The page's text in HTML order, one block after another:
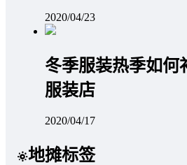
2020/04/23
冬季服装热季如何
服装店
2020/04/17
地摊标签